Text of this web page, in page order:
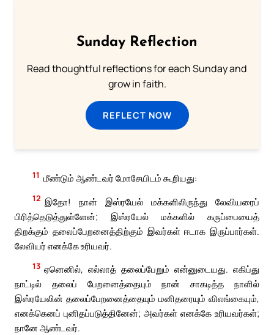
Sunday Reflection
Read thoughtful reflections for each Sunday and
grow in faith.
REFLECT NOW
11 மீண்டும் ஆண்டவர் மோசேயிடம் கூறியது:
12 இதோ! நான் இஸ்ரயேல் மக்களிலிருந்து லேவியரைப்
பிரித்தெடுத்துள்ளேன்; இஸ்ரயேல் மக்களில் கருப்பையைத்
திறக்கும் தலைப்பேறனைத்திற்கும் இவர்கள் ஈடாக இருப்பார்கள்.
லேவியர் எனக்கே உரியவர்.
13 ஏனெனில், எல்லாத் தலைப்பேறும் என்னுடையது. எகிப்து
நாட்டில் தலைப் பேறனைத்தையும் நான் சாகடித்த நாளில்
இஸ்ரயேலின் தலைப்பேறனைத்தையும் மனிதரையும் விலங்கையும்,
எனக்கெனப் புனிதப்படுத்தினேன்; அவர்கள் எனக்கே உரியவர்கள்;
நானே ஆண்டவர்.